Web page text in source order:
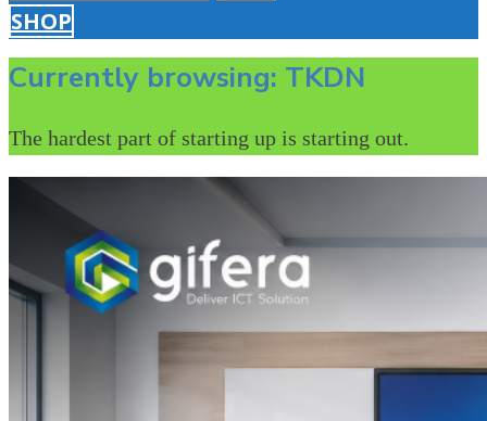
for:
SHOP
Currently browsing: TKDN
The hardest part of starting up is starting out.